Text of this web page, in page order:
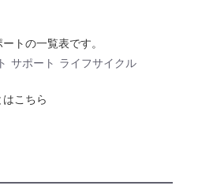
トの一覧表です。
サポート ライフサイクル
こちら